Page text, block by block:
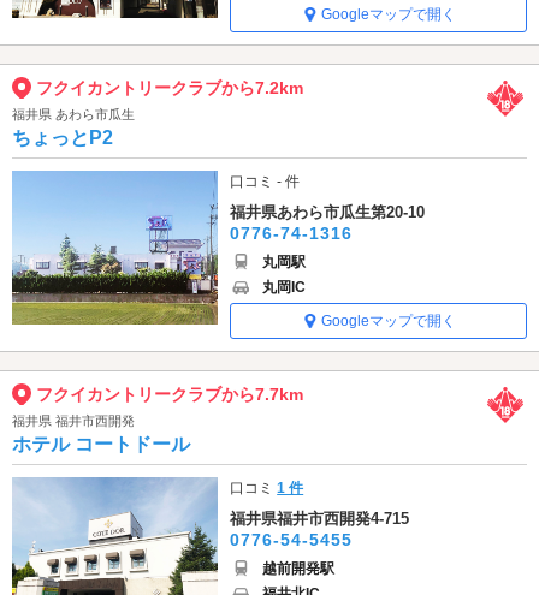
Googleマップで開く
フクイカントリークラブから7.2km
福井県 あわら市瓜生
ちょっとP2
口コミ - 件
福井県あわら市瓜生第20-10
0776-74-1316
丸岡駅
丸岡IC
Googleマップで開く
フクイカントリークラブから7.7km
福井県 福井市西開発
ホテル コートドール
口コミ1 件
福井県福井市西開発4-715
0776-54-5455
越前開発駅